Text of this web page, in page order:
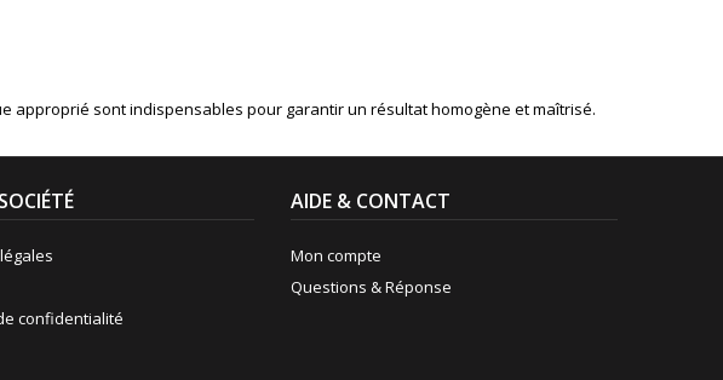
approprié sont indispensables pour garantir un résultat homogène et maîtrisé.
confidentialité
AIDE & CONTACT
Mon compte
Questions & Réponse